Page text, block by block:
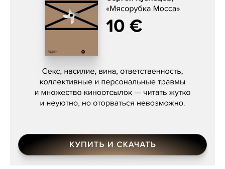
Сергей Кузнецов, «Мясорубка